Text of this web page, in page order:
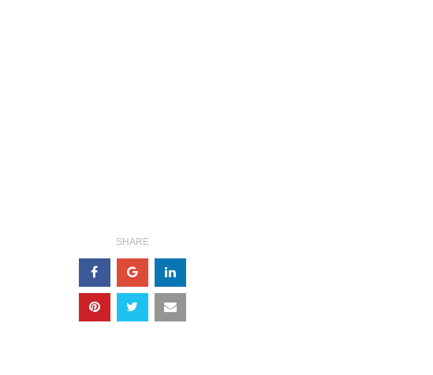
SHARE